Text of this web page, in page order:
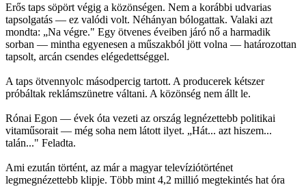
Erős taps söpört végig a közönségen. Nem a korábbi udvarias
tapsolgatás — ez valódi volt. Néhányan bólogattak. Valaki azt
mondta: „Na végre." Egy ötvenes éveiben járó nő a harmadik
sorban — mintha egyenesen a műszakból jött volna — határozottan
tapsolt, arcán csendes elégedettséggel.
A taps ötvennyolc másodpercig tartott. A producerek kétszer
próbáltak reklámszünetre váltani. A közönség nem állt le.
Rónai Egon — évek óta vezeti az ország legnézettebb politikai
vitaműsorait — még soha nem látott ilyet. „Hát... azt hiszem...
talán..." Feladta.
Ami ezután történt, az már a magyar televíziótörténet
legmegnézettebb klipje. Több mint 4,2 millió megtekintés hat óra